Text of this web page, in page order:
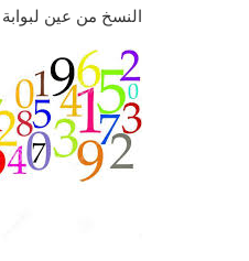
النسخ من عين